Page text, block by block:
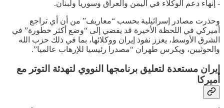
- إنهاء دعم الوكلاء في اليمن والعراق وسوريا ولبنان.
وحذرت مصادر إسرائيلية بحسب “معاريف” من أن أي تراجع
أميركي في اللحظة الأخيرة قد يفضي إلى “وضع أكثر خطورة” في
الشرق الأوسط، يعزز نفوذ إيران ووكلائها، بما في ذلك حزب الله
والحوثيين، ويكرس طهران “مصدرا رئيسيا للإرهاب عالميا”.
إيران مستعدة لتعليق برنامجها النووي لتهدئة التوتر مع
أميركا